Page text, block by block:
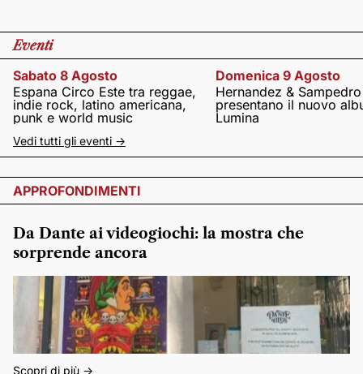
Eventi
Sabato 8 Agosto
Espana Circo Este tra reggae,
indie rock, latino americana,
punk e world music
Domenica 9 Agosto
Hernandez & Sampedro
presentano il nuovo
Lumina
Vedi tutti gli eventi ->
APPROFONDIMENTI
Da Dante ai videogiochi: la mostra che
sorprende ancora
Scopri di più ->